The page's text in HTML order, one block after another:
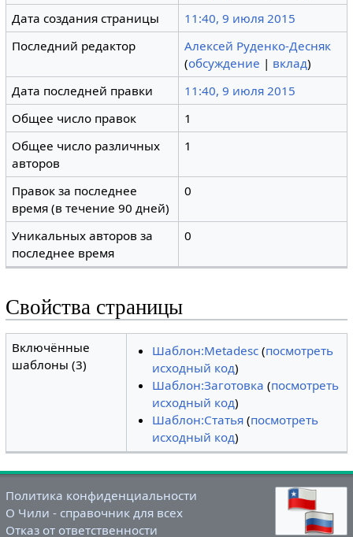
Дата создания страницы
11:40, 9 июля 2015
Последний редактор
Алексей Руденко-Десняк
(обсуждение | вклад)
Дата последней правки
11:40, 9 июля 2015
Общее число правок
1
Общее число различных
авторов
1
Правок за последнее
время (в течение 90 дней)
0
Уникальных авторов за
последнее время
0
Свойства страницы
Включённые
шаблоны (3)
Шаблон:Metadesc(посмотреть
исходный код)
Шаблон:Заготовка (посмотреть
исходный код)
Шаблон:Статья(посмотреть
исходный код)
Политика конфиденциальности
О Чили - справочник для всех
Отказ от ответственности